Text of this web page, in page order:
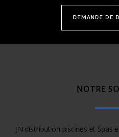
DEMANDE DE
NOTRE
JN distribution piscines et Spas